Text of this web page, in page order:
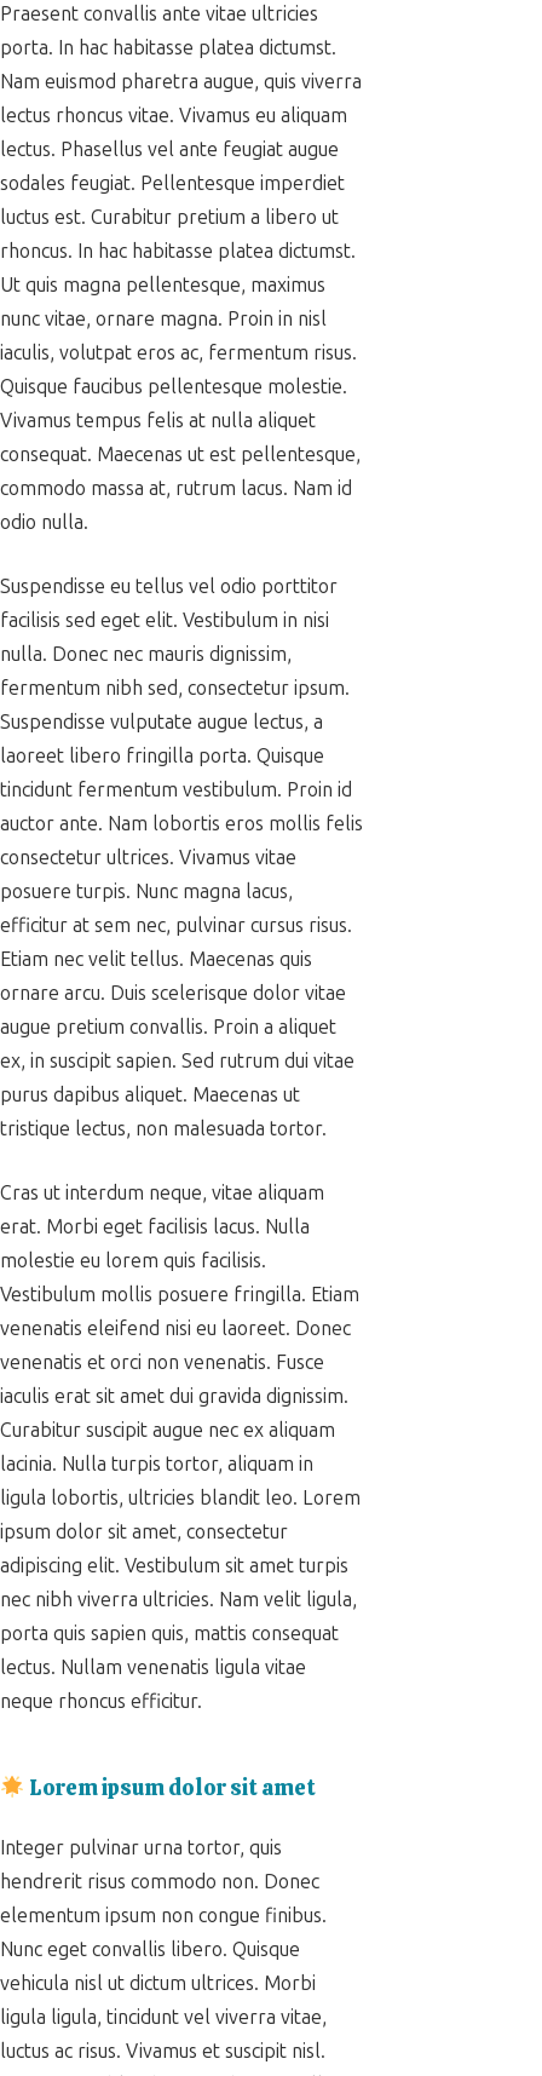
Praesent convallis ante vitae ultricies
porta. In hac habitasse platea dictumst.
Nam euismod pharetra augue, quis viverra
lectus rhoncus vitae. Vivamus eu aliquam
lectus. Phasellus vel ante feugiat augue
sodales feugiat. Pellentesque imperdiet
luctus est. Curabitur pretium a libero ut
rhoncus. In hac habitasse platea dictumst.
Ut quis magna pellentesque, maximus
nunc vitae, ornare magna. Proin in nisl
iaculis, volutpat eros ac, fermentum risus.
Quisque faucibus pellentesque molestie.
Vivamus tempus felis at nulla aliquet
consequat. Maecenas ut est pellentesque,
commodo massa at, rutrum lacus. Nam id
odio nulla.
Suspendisse eu tellus vel odio porttitor
facilisis sed eget elit. Vestibulum in nisi
nulla. Donec nec mauris dignissim,
fermentum nibh sed, consectetur ipsum.
Suspendisse vulputate augue lectus, a
laoreet libero fringilla porta. Quisque
tincidunt fermentum vestibulum. Proin id
auctor ante. Nam lobortis eros mollis felis
consectetur ultrices. Vivamus vitae
posuere turpis. Nunc magna lacus,
efficitur at sem nec, pulvinar cursus risus.
Etiam nec velit tellus. Maecenas quis
ornare arcu. Duis scelerisque dolor vitae
augue pretium convallis. Proin a aliquet
ex, in suscipit sapien. Sed rutrum dui vitae
purus dapibus aliquet. Maecenas ut
tristique lectus, non malesuada tortor.
Cras ut interdum neque, vitae aliquam
erat. Morbi eget facilisis lacus. Nulla
molestie eu lorem quis facilisis.
Vestibulum mollis posuere fringilla. Etiam
venenatis eleifend nisi eu laoreet. Donec
venenatis et orci non venenatis. Fusce
iaculis erat sit amet dui gravida dignissim.
Curabitur suscipit augue nec ex aliquam
lacinia. Nulla turpis tortor, aliquam in
ligula lobortis, ultricies blandit leo. Lorem
ipsum dolor sit amet, consectetur
adipiscing elit. Vestibulum sit amet turpis
nec nibh viverra ultricies. Nam velit ligula,
porta quis sapien quis, mattis consequat
lectus. Nullam venenatis ligula vitae
neque rhoncus efficitur.
Lorem ipsum dolor sit amet
Integer pulvinar urna tortor, quis
hendrerit risus commodo non. Donec
elementum ipsum non congue finibus.
Nunc eget convallis libero. Quisque
vehicula nisl ut dictum ultrices. Morbi
ligula ligula, tincidunt vel viverra vitae,
luctus ac risus. Vivamus et suscipit nisl.